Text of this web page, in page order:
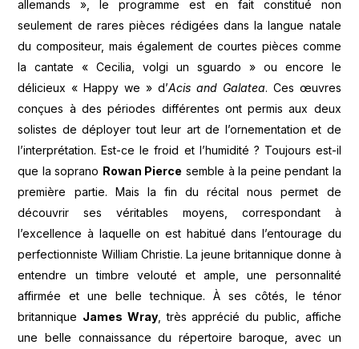
allemands », le programme est en fait constitué non
seulement de rares pièces rédigées dans la langue natale
du compositeur, mais également de courtes pièces comme
la cantate « Cecilia, volgi un sguardo » ou encore le
délicieux « Happy we » d’Acis and Galatea. Ces œuvres
conçues à des périodes différentes ont permis aux deux
solistes de déployer tout leur art de l’ornementation et de
l’interprétation. Est-ce le froid et l’humidité ? Toujours est-il
que la soprano Rowan Pierce semble à la peine pendant la
première partie. Mais la fin du récital nous permet de
découvrir ses véritables moyens, correspondant à
l’excellence à laquelle on est habitué dans l’entourage du
perfectionniste William Christie. La jeune britannique donne à
entendre un timbre velouté et ample, une personnalité
affirmée et une belle technique. À ses côtés, le ténor
britannique James Wray, très apprécié du public, affiche
une belle connaissance du répertoire baroque, avec un